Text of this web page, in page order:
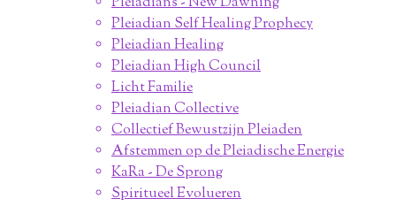
Pleiadian Self Healing Prophecy
Pleiadian Healing
Pleiadian High Council
Licht Familie
Pleiadian Collective
Collectief Bewustzijn Pleiaden
Afstemmen op de Pleiadische Energie
KaRa - De Sprong
Spiritueel Evolueren